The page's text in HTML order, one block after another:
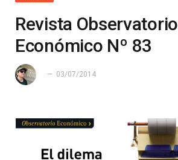
Revista Observatorio
Económico Nº 83
03/07/2014